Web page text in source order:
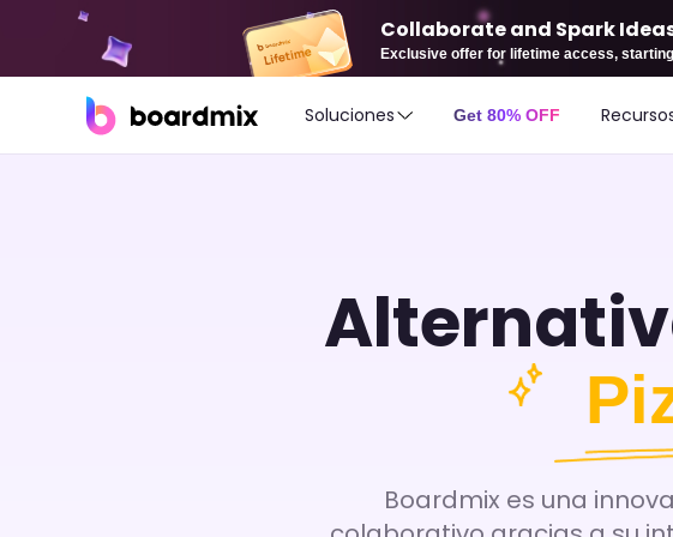
Collaborate and Spark
Exclusive offer for lifetime access,
Soluciones Get 80% OFF
Boardmix es una